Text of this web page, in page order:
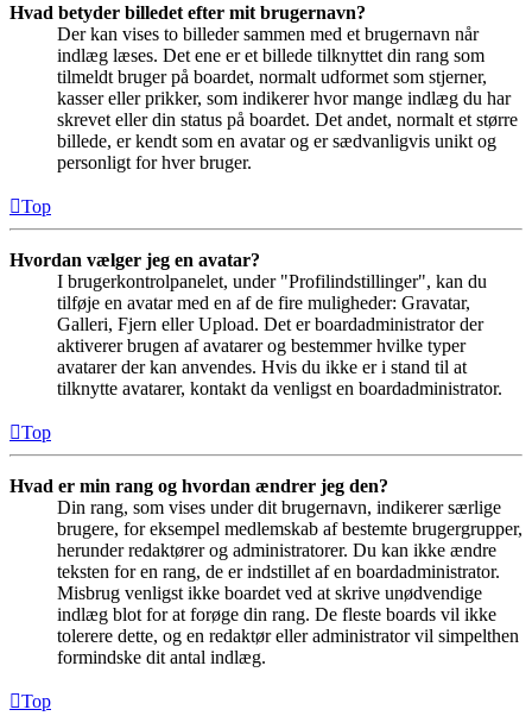
Hvad betyder billedet efter mit brugernavn?
Der kan vises to billeder sammen med et brugernavn når
indlæg læses. Det ene er et billede tilknyttet din rang som
tilmeldt bruger på boardet, normalt udformet som stjerner,
kasser eller prikker, som indikerer hvor mange indlæg du har
skrevet eller din status på boardet. Det andet, normalt et større
billede, er kendt som en avatar og er sædvanligvis unikt og
personligt for hver bruger.
Top
Hvordan vælger jeg en avatar?
I brugerkontrolpanelet, under "Profilindstillinger", kan du
tilføje en avatar med en af de fire muligheder: Gravatar,
Galleri, Fjern eller Upload. Det er boardadministrator der
aktiverer brugen af avatarer og bestemmer hvilke typer
avatarer der kan anvendes. Hvis du ikke er i stand til at
tilknytte avatarer, kontakt da venligst en boardadministrator.
Top
Hvad er min rang og hvordan ændrer jeg den?
Din rang, som vises under dit brugernavn, indikerer særlige
brugere, for eksempel medlemskab af bestemte brugergrupper,
herunder redaktører og administratorer. Du kan ikke ændre
teksten for en rang, de er indstillet af en boardadministrator.
Misbrug venligst ikke boardet ved at skrive unødvendige
indlæg blot for at forøge din rang. De fleste boards vil ikke
tolerere dette, og en redaktør eller administrator vil simpelthen
formindske dit antal indlæg.
Top